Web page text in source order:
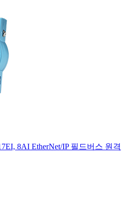
8AI EtherNet/IP 필드버스 원격